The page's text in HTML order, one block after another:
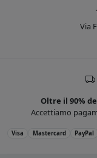
Via
Oltre il 90%
Accettiamo
Visa Mastercard PayPal